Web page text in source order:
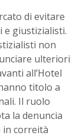
di evitare
e giustizialisti.
non
ulteriori
all’Hotel
titolo a
Il ruolo
la denuncia
in correità